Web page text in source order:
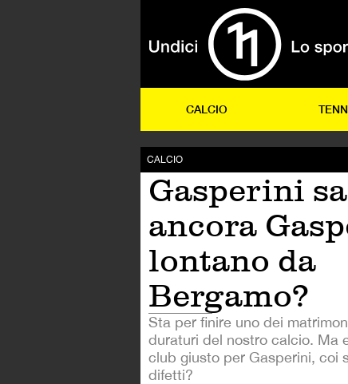
CALCIO
CALCIO
Gasperini
ancora
lontano da
Bergamo?
Sta per finire uno dei
duraturi del nostro calcio. Ma
club giusto per Gasperini, coi
difetti?